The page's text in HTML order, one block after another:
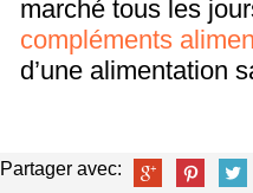
marché tous les
compléments
d’une alimentation
Partager avec: